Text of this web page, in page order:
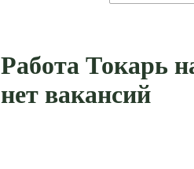
Работа Токарь
нет вакансий